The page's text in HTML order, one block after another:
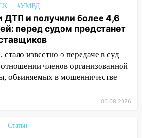
до квартиры и ограбил:
женщины оказался
ограничат движение
готовы
если им
рублей: перед
#УМВД
ДТП и получили более 4,6
перед судом предстанет
стало известно о передаче в суд
членов организованной
обвиняемых в мошенничестве
06.08.2026
Статьи